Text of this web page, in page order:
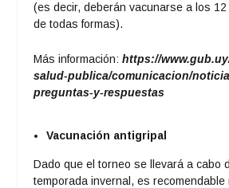
(es decir, deberán vacunarse a los
de todas formas).
Más información:https://
salud-publica/comunicacion/
preguntas-y-respuestas
Vacunación antigripal
Dado que el torneo se llevará a cabo
temporada invernal, es recomendable